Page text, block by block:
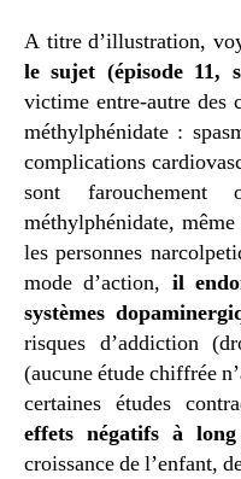
A titre d’illustration,
le sujet (épisode 11,
victime entre-autre des
méthylphénidate :
complications
sont farouchement
méthylphénidate,
les personnes
mode d’action, il
systèmes
risques d’addiction
(aucune étude chiffrée
certaines études
effets négatifs à
croissance de l’enfant,